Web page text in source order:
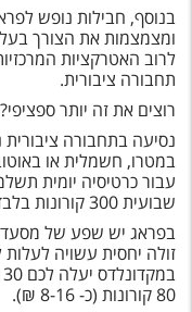
בנוסף, חבילות נופש
ומצמצמות את הצורך
לרוב האטרקציות
תחבורה ציבורית.
רוצים את זה יותר
נסיעה בתחבורה
שבועית 300 קורונות בלבד (כ- 66 ₪).
בפראג יש שפע של
80 קורונות (כ- 8-16 ₪).